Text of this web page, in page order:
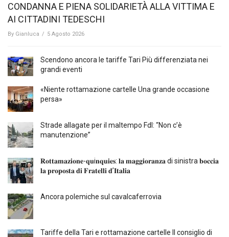
CONDANNA E PIENA SOLIDARIETÀ ALLA VITTIMA E
AI CITTADINI TEDESCHI
By Gianluca / 5 Agosto 2026
Scendono ancora le tariffe Tari Più differenziata nei
grandi eventi
«Niente rottamazione cartelle Una grande occasione
persa»
Strade allagate per il maltempo FdI: “Non c’è
manutenzione”
𝐑𝐨𝐭𝐭𝐚𝐦𝐚𝐳𝐢𝐨𝐧𝐞-𝐪𝐮i𝐧𝐪𝐮𝐢𝐞𝐬: 𝐥𝐚 𝐦𝐚𝐠𝐠𝐢𝐨𝐫𝐚𝐧𝐳𝐚 di sinistra 𝐛𝐨𝐜𝐜𝐢𝐚
𝐥𝐚 𝐩𝐫𝐨𝐩𝐨𝐬𝐭𝐚 𝐝𝐢 𝐅𝐫𝐚𝐭𝐞𝐥𝐥𝐢 𝐝’𝐈𝐭𝐚𝐥𝐢𝐚
Ancora polemiche sul cavalcaferrovia
Tariffe della Tari e rottamazione cartelle Il consiglio di